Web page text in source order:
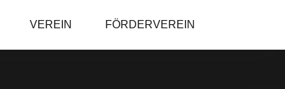
VEREIN FÖRDERVEREIN